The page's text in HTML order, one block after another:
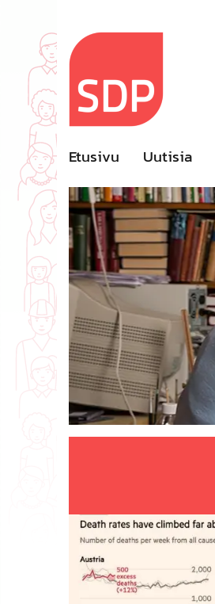
content
Etusivu Uutisia